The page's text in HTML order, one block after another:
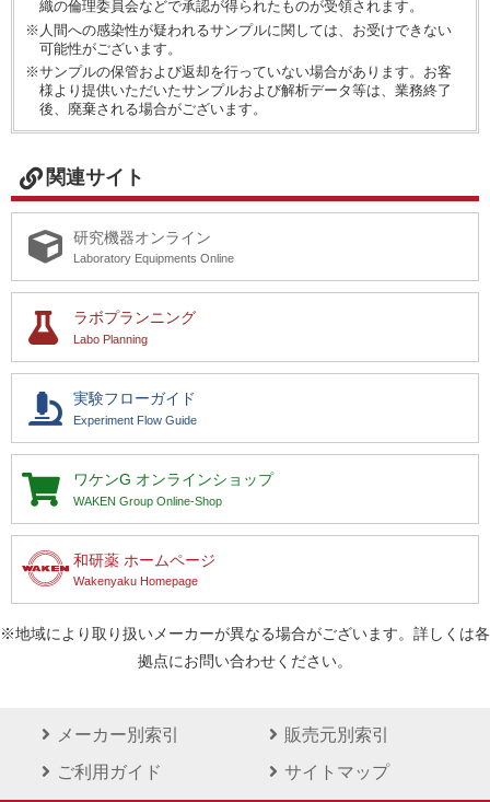
織の倫理委員会などで承認が得られたものが受領されます。
※人間への感染性が疑われるサンプルに関しては、お受けできない
可能性がございます。
※サンプルの保管および返却を行っていない場合があります。お客
様より提供いただいたサンプルおよび解析データ等は、業務終了
後、廃棄される場合がございます。
関連サイト
研究機器オンライン
Laboratory Equipments Online
ラボプランニング
Labo Planning
実験フローガイド
Experiment Flow Guide
ワケンG オンラインショップ
WAKEN Group Online-Shop
和研薬 ホームページ
Wakenyaku Homepage
※地域により取り扱いメーカーが異なる場合がございます。詳しくは各
拠点にお問い合わせください。
メーカー別索引
販売元別索引
ご利用ガイド
サイトマップ